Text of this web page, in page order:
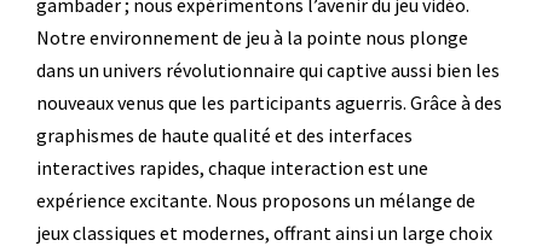
gambader ; nous expérimentons l’avenir du jeu vidéo.
Notre environnement de jeu à la pointe nous plonge
dans un univers révolutionnaire qui captive aussi bien les
nouveaux venus que les participants aguerris. Grâce à des
graphismes de haute qualité et des interfaces
interactives rapides, chaque interaction est une
expérience excitante. Nous proposons un mélange de
jeux classiques et modernes, offrant ainsi un large choix